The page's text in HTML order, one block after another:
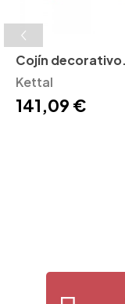
Cojín decorativo
Kettal
Kettal
141,09 €